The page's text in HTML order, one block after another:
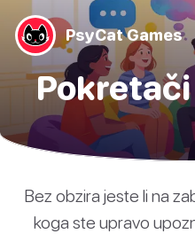
PsyCat Games
Bez obzira jeste li na
koga ste upravo